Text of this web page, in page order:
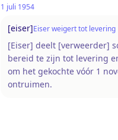
1 juli 1954
[eiser]Eiser weigert tot levering
[Eiser] deelt [verweerder]
bereid te zijn tot levering
om het gekochte vóór 1
ontruimen.